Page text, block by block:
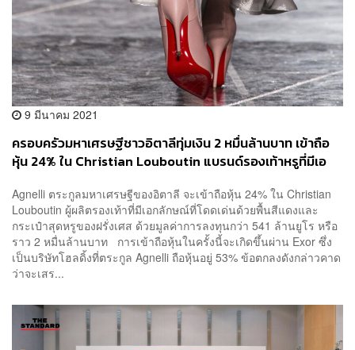
9 มีนาคม 2021
ครอบครัวมหาเศรษฐีชาวอิตาลีทุ่มเงิน 2 หมื่นล้านบาท เข้าถือ
หุ้น 24% ใน Christian Louboutin แบรนด์รองเท้าหรูที่มีเอ
Agnelli ตระกูลมหาเศรษฐีของอิตาลี จะเข้าถือหุ้น 24% ใน Christian
Louboutin ผู้ผลิตรองเท้าที่มีเอกลักษณ์ที่โดดเด่นด้วยพื้นสีแดงและ
กระเป๋าสุดหรูของฝรั่งเศส ด้วยมูลค่าการลงทุนกว่า 541 ล้านยูโร หรือ
ราว 2 หมื่นล้านบาท การเข้าถือหุ้นในครั้งนี้จะเกิดขึ้นผ่าน Exor ซึ่ง
เป็นบริษัทโฮลดิ้งที่ตระกูล Agnelli ถือหุ้นอยู่ 53% ข้อตกลงดังกล่าวคาด
ว่าจะเสร...